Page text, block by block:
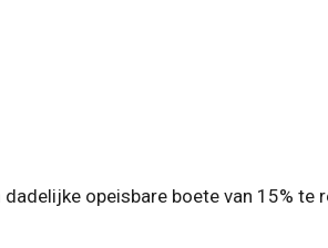
opeisbare boete van 15% te